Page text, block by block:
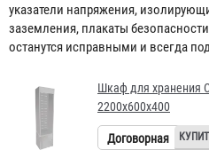
указатели напряжения,
заземления, плакаты
останутся исправными и всегда
Шкаф для хранения
2200х600x400
Договорная